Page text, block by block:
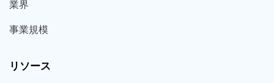
業界
事業規模
リソース